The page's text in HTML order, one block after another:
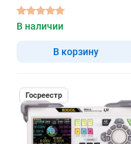
В наличии
В корзину
Госреестр